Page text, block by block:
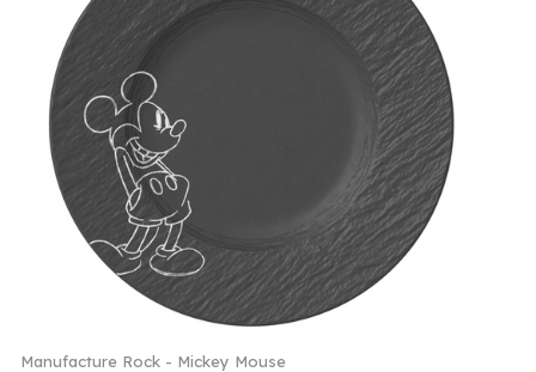
Manufacture Rock - Mickey Mouse